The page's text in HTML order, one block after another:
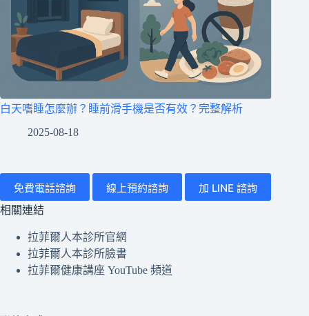
白天嗜睡怎麼辦？睡前滑手機是否有效？完整解析
2025-08-18
免費電話諮詢 線上預約諮詢 加 LINE 諮詢
相關連結
拉菲爾人本診所官網
拉菲爾人本診所臉書
拉菲爾健康講座 YouTube 頻道